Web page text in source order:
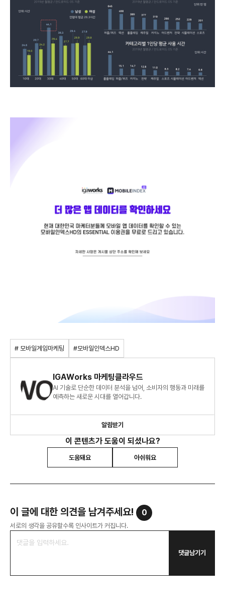
# 모바일게임마케팅 #모바일인덱스HD
IGAWorks 마케팅클라우드
AI 기술로 단순한 데이터 분석을 넘어, 소비자의 행동과 미래를
예측하는 새로운 시대를 열어갑니다.
알림받기
이 콘텐츠가 도움이 되셨나요?
도움돼요 아쉬워요
이 글에 대한 의견을 남겨주세요! 0
서로의 생각을 공유할수록 인사이트가 커집니다.
댓글남기기